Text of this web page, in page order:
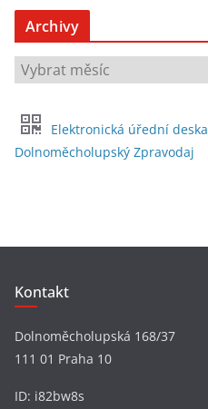
Archivy
A
r
h
i
Elektronická úřední deska
Dolnoměcholupský Zpravodaj
Kontakt
Dolnoměcholupská 168/37
111 01 Praha 10
ID: i82bw8s